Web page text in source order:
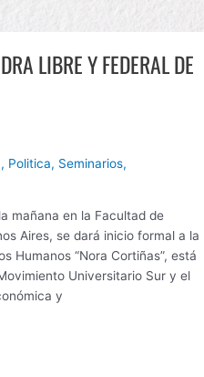
LIBRE Y FEDERAL DE
, Politica, Seminarios,
mañana en la Facultad de
Aires, se dará inicio formal a la
Humanos “Nora Cortiñas”, está
Universitario Sur y el
y